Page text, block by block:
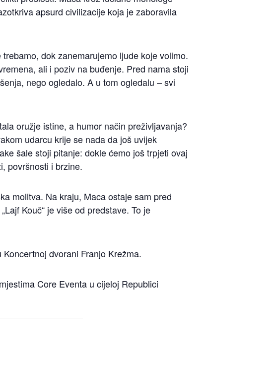
apsurd civilizacije koja je zaboravila
dok zanemarujemo ljude koje volimo.
ali i poziv na buđenje. Pred nama stoji
nego ogledalo. A u tom ogledalu – svi
oružje istine, a humor način preživljavanja?
udarcu krije se nada da još uvijek
šale stoji pitanje: dokle ćemo još trpjeti ovaj
površnosti i brzine.
molitva. Na kraju, Maca ostaje sam pred
Kouč“ je više od predstave. To je
dvorani Franjo Krežma.
Core Eventa u cijeloj Republici